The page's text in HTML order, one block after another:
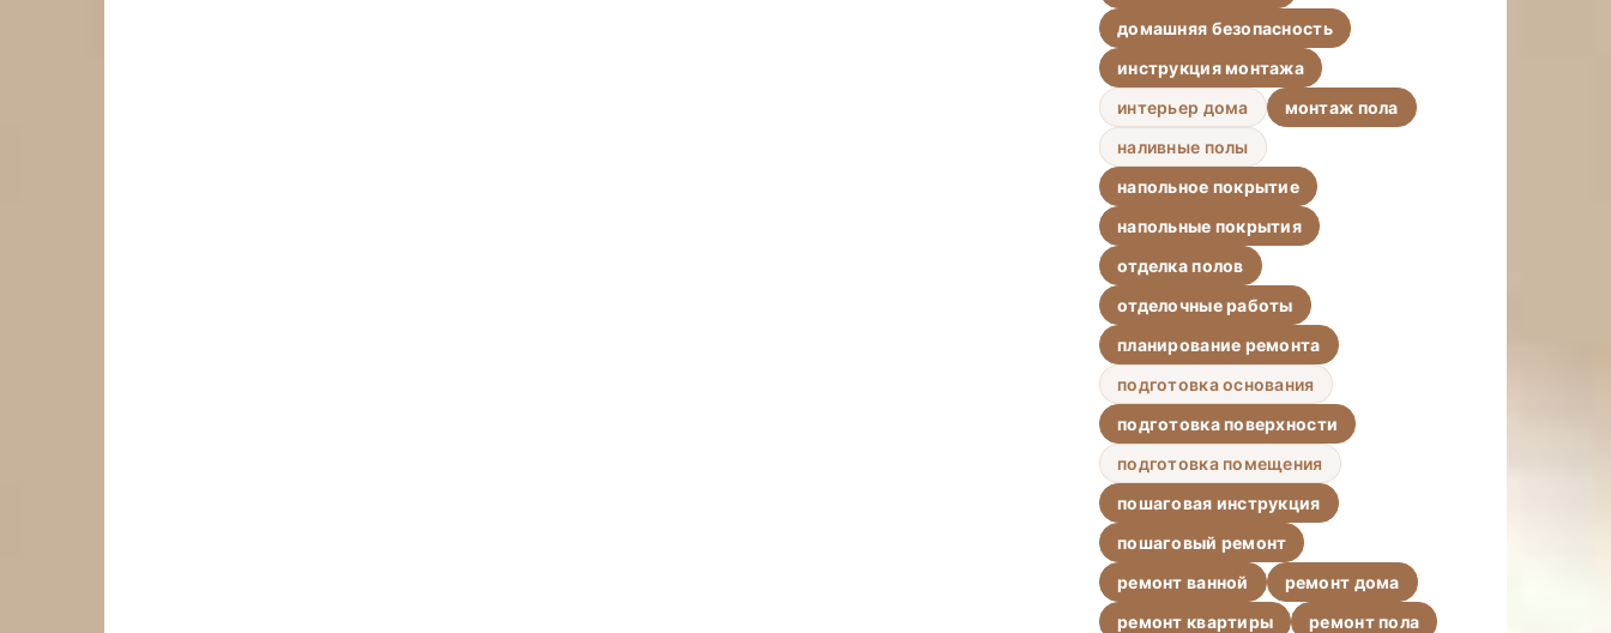
домашняя безопасность
инструкция монтажа
интерьер дома
монтаж пола
наливные полы
напольное покрытие
напольные покрытия
отделка полов
отделочные работы
планирование ремонта
подготовка основания
подготовка поверхности
подготовка помещения
пошаговая инструкция
пошаговый ремонт
ремонт ванной
ремонт дома
ремонт квартиры
ремонт пола